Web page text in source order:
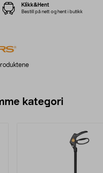
Klikk&Hent
Bestill på nett og hent i butikk
kategori